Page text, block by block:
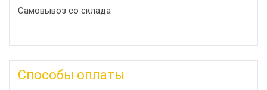
Самовывоз со склада
Способы оплаты